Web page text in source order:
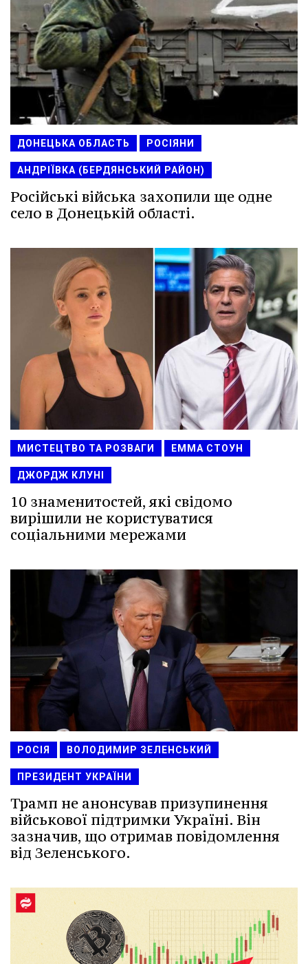
ДОНЕЦЬКА ОБЛАСТЬ РОСІЯНИ
АНДРІЇВКА (БЕРДЯНСЬКИЙ РАЙОН)
Російські війська захопили ще одне
село в Донецькій області.
МИСТЕЦТВО ТА РОЗВАГИ ЕММА СТОУН
ДЖОРДЖ КЛУНІ
10 знаменитостей, які свідомо
вирішили не користуватися
соціальними мережами
РОСІЯ ВОЛОДИМИР ЗЕЛЕНСЬКИЙ
ПРЕЗИДЕНТ УКРАЇНИ
Трамп не анонсував призупинення
військової підтримки Україні. Він
зазначив, що отримав повідомлення
від Зеленського.